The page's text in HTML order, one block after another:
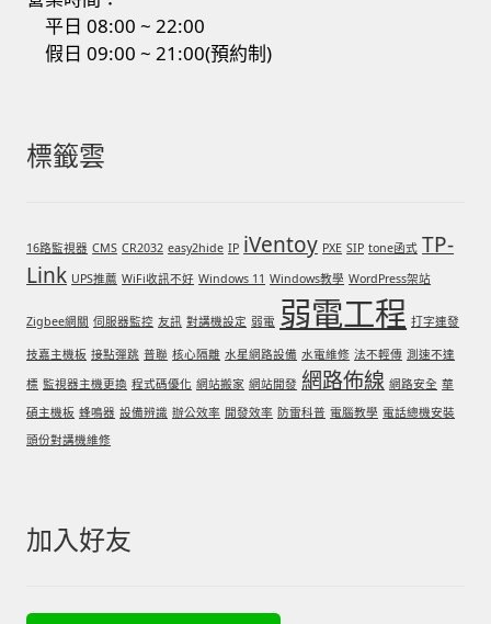
平日 08:00 ~ 22:00
假日 09:00 ~ 21:00(預約制)
標籤雲
16路監視器 CMS CR2032 easy2hide IP iVentoy PXE SIP tone函式 TP-
Link UPS推薦 WiFi收訊不好 Windows 11 Windows教學 WordPress架站
Zigbee網關 伺服器監控 友訊 對講機設定 弱電 弱電工程 打字連發
技嘉主機板 接點彈跳 普聯 核心隔離 水星網路設備 水電維修 法不輕傳 測速不達
標 監視器主機更換 程式碼優化 網站搬家 網站開發 網路佈線 網路安全 華
碩主機板 蜂鳴器 設備辨識 辦公效率 開發效率 防雷科普 電腦教學 電話總機安裝
頭份對講機維修
加入好友